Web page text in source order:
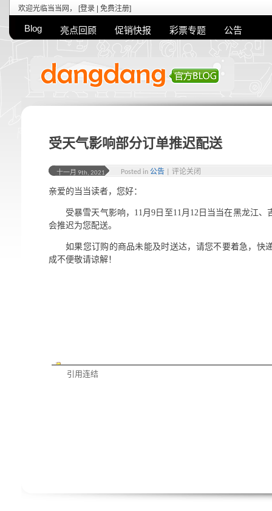
欢迎光临当当网， [登录 免费注册]
Blog 亮点回顾 促销快报 彩票专题 公告
受天气影响部分订单推迟配送
十一月 9th, 2021 Posted in 公告 评论关闭
亲爱的当当读者，您好：
受暴雪天气影响，11月9日至11月12日当当在黑龙江
会推迟为您配送。
如果您订购的商品未能及时送达，请您不要着急，快
成不便敬请谅解！
引用连结